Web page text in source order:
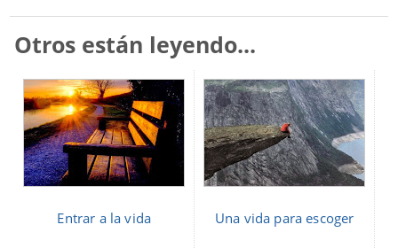
Otros están leyendo...
Entrar a la vida Una vida para escoger